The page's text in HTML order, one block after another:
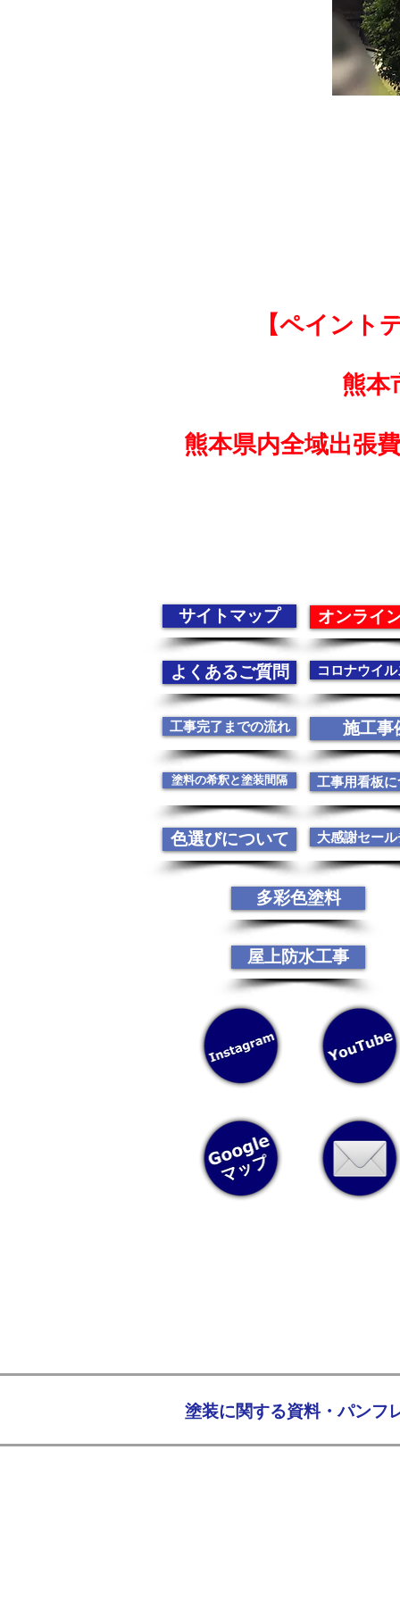
【ペイント
熊本
熊本県内全域出張
サイトマップ オンライ
よくあるご質問 コロナウイ
工事完了までの流れ 施工事
塗料の希釈と塗装間隔 工事用看板
色選びについて 大感謝セー
多彩色塗料
屋上防水工事
塗装に関する資料・パンフ